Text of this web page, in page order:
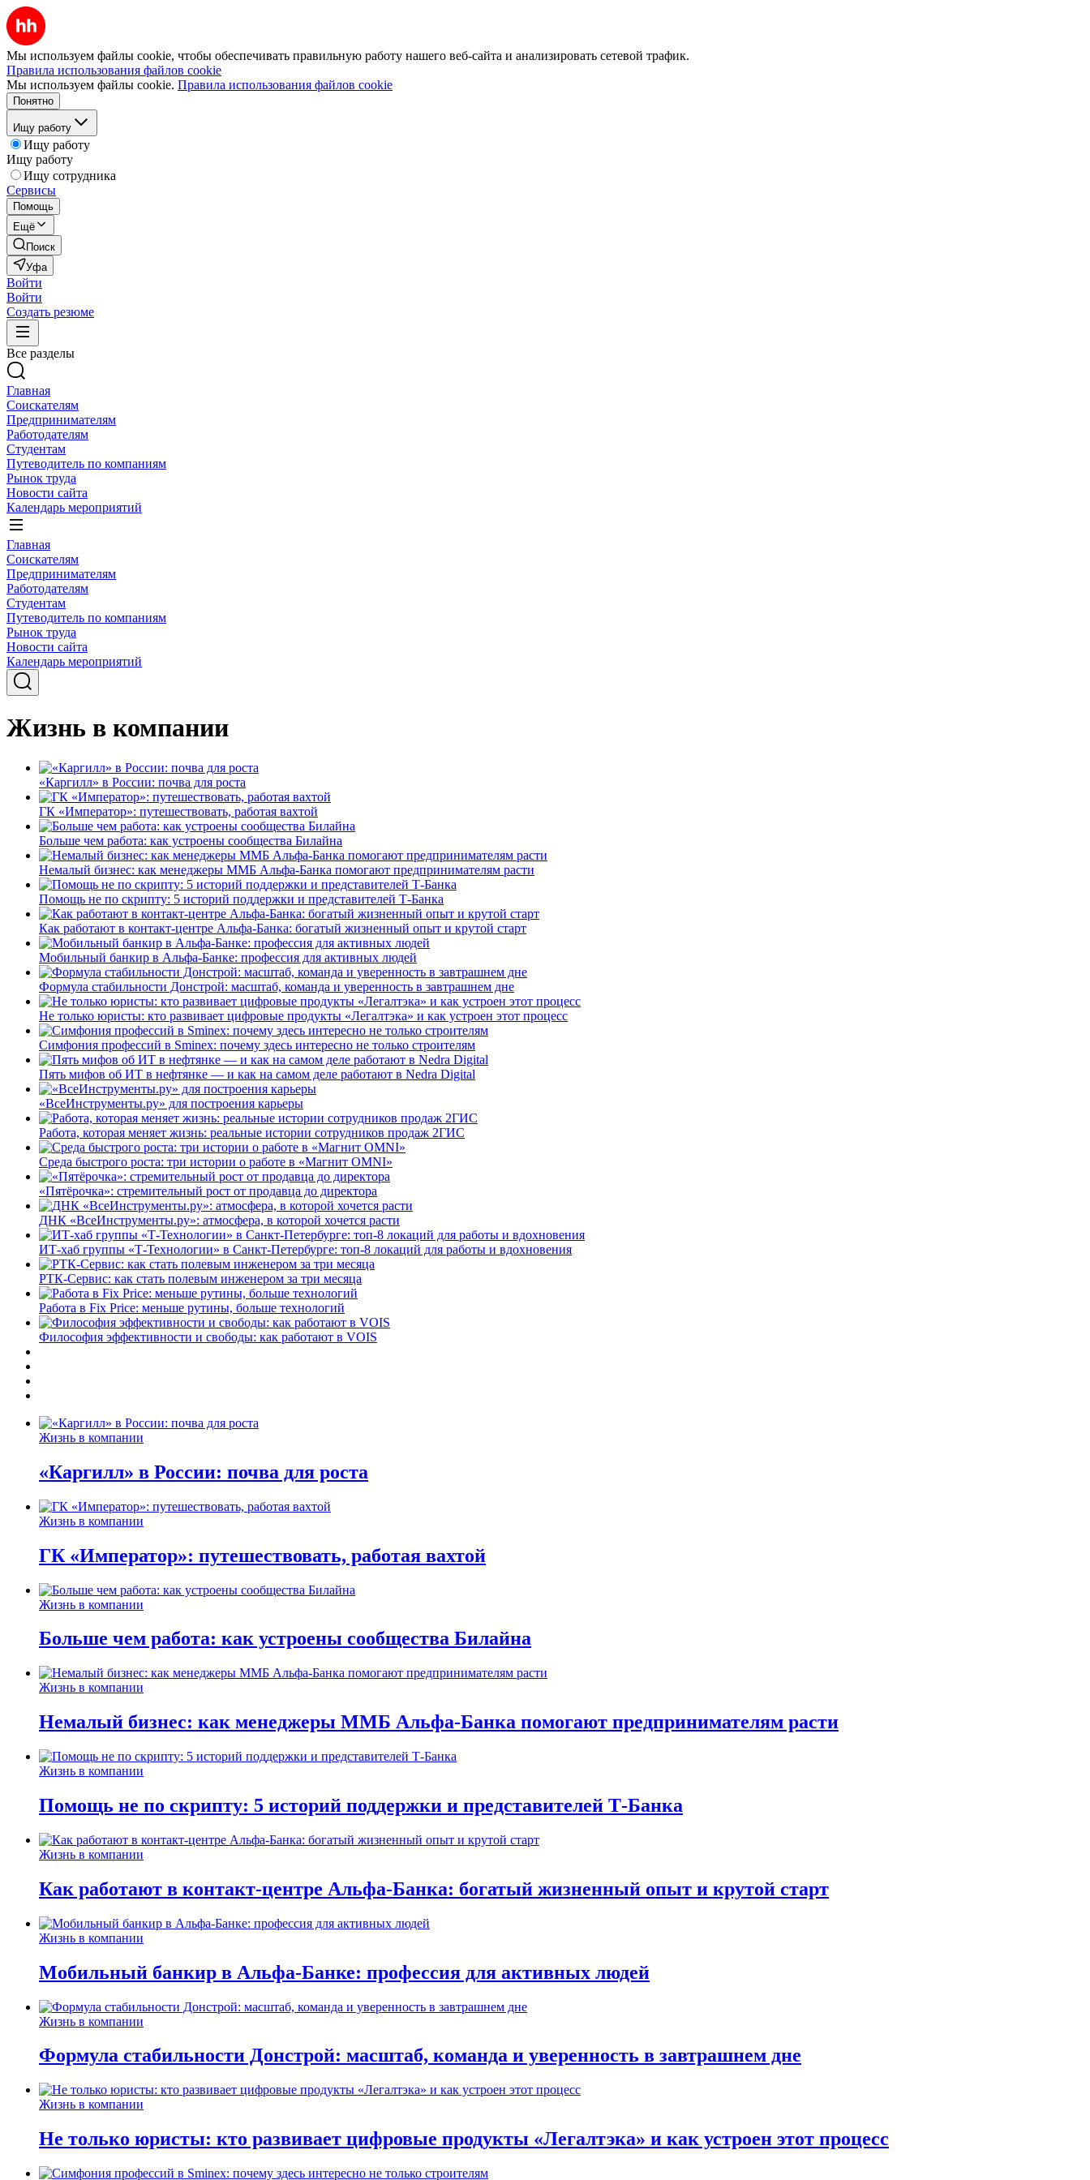
Мы используем файлы cookie, чтобы обеспечивать правильную работу нашего веб-сайта и анализировать сетевой трафик.
Правила использования файлов cookie
Мы используем файлы cookie. Правила использования файлов cookie
Понятно
Ищу работу
Ищу работу
Ищу работу
Ищу сотрудника
Сервисы
Помощь
Ещё
Поиск
Уфа
Войти
Войти
Создать резюме
Все разделы
Главная
Соискателям
Предпринимателям
Работодателям
Студентам
Путеводитель по компаниям
Рынок труда
Новости сайта
Календарь мероприятий
Главная
Соискателям
Предпринимателям
Работодателям
Студентам
Путеводитель по компаниям
Рынок труда
Новости сайта
Календарь мероприятий
Жизнь в компании
«Каргилл» в России: почва для роста
ГК «Император»: путешествовать, работая вахтой
Больше чем работа: как устроены сообщества Билайна
Немалый бизнес: как менеджеры ММБ Альфа-Банка помогают предпринимателям расти
Помощь не по скрипту: 5 историй поддержки и представителей Т-Банка
Как работают в контакт-центре Альфа-Банка: богатый жизненный опыт и крутой старт
Мобильный банкир в Альфа-Банке: профессия для активных людей
Формула стабильности Донстрой: масштаб, команда и уверенность в завтрашнем дне
Не только юристы: кто развивает цифровые продукты «Легалтэка» и как устроен этот процесс
Симфония профессий в Sminex: почему здесь интересно не только строителям
Пять мифов об ИТ в нефтянке — и как на самом деле работают в Nedra Digital
«ВсеИнструменты.ру» для построения карьеры
Работа, которая меняет жизнь: реальные истории сотрудников продаж 2ГИС
Среда быстрого роста: три истории о работе в «Магнит OMNI»
«Пятёрочка»: стремительный рост от продавца до директора
ДНК «ВсеИнструменты.ру»: атмосфера, в которой хочется расти
ИТ-хаб группы «Т-Технологии» в Санкт-Петербурге: топ-8 локаций для работы и вдохновения
РТК-Сервис: как стать полевым инженером за три месяца
Работа в Fix Price: меньше рутины, больше технологий
Философия эффективности и свободы: как работают в VOIS
Жизнь в компании
«Каргилл» в России: почва для роста
Жизнь в компании
ГК «Император»: путешествовать, работая вахтой
Жизнь в компании
Больше чем работа: как устроены сообщества Билайна
Жизнь в компании
Немалый бизнес: как менеджеры ММБ Альфа-Банка помогают предпринимателям расти
Жизнь в компании
Помощь не по скрипту: 5 историй поддержки и представителей Т-Банка
Жизнь в компании
Как работают в контакт-центре Альфа-Банка: богатый жизненный опыт и крутой старт
Жизнь в компании
Мобильный банкир в Альфа-Банке: профессия для активных людей
Жизнь в компании
Формула стабильности Донстрой: масштаб, команда и уверенность в завтрашнем дне
Жизнь в компании
Не только юристы: кто развивает цифровые продукты «Легалтэка» и как устроен этот процесс